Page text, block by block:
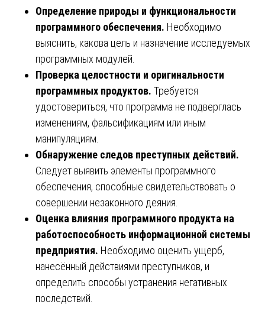
Определение природы и функциональности
программного обеспечения. Необходимо
выяснить, какова цель и назначение исследуемых
программных модулей.
Проверка целостности и оригинальности
программных продуктов. Требуется
удостовериться, что программа не подверглась
изменениям, фальсификациям или иным
манипуляциям.
Обнаружение следов преступных действий.
Следует выявить элементы программного
обеспечения, способные свидетельствовать о
совершении незаконного деяния.
Оценка влияния программного продукта на
работоспособность информационной системы
предприятия. Необходимо оценить ущерб,
нанесённый действиями преступников, и
определить способы устранения негативных
последствий.